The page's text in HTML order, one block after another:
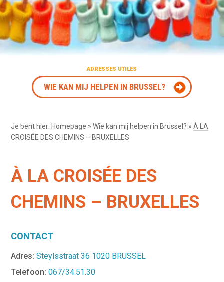
ADRESSES UTILES
WIE KAN MIJ HELPEN IN BRUSSEL?
Je bent hier: Homepage »Wie kan mij helpen in Brussel? »À LA
CROISÉE DES CHEMINS – BRUXELLES
À LA CROISÉE DES
CHEMINS – BRUXELLES
CONTACT
Adres: Steylsstraat 36 1020 BRUSSEL
Telefoon: 067/34.51.30